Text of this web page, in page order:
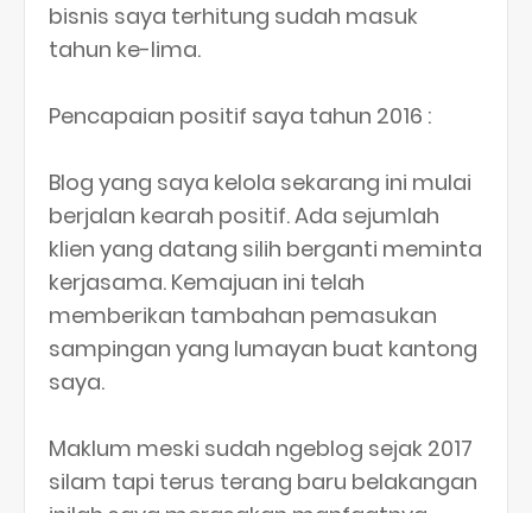
bisnis saya terhitung sudah masuk
tahun ke-lima.
Pencapaian positif saya tahun 2016 :
Blog yang saya kelola sekarang ini mulai
berjalan kearah positif. Ada sejumlah
klien yang datang silih berganti meminta
kerjasama. Kemajuan ini telah
memberikan tambahan pemasukan
sampingan yang lumayan buat kantong
saya.
Maklum meski sudah ngeblog sejak 2017
silam tapi terus terang baru belakangan